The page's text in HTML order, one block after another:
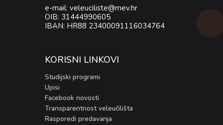
e-mail: veleuciliste@mev.hr
OIB: 31444990605
IBAN: HR88 23400091116034764
KORISNI LINKOVI
Studijski programi
Upisi
Facebook novosti
Transparentnost veleučilišta
Rasporedi predavanja